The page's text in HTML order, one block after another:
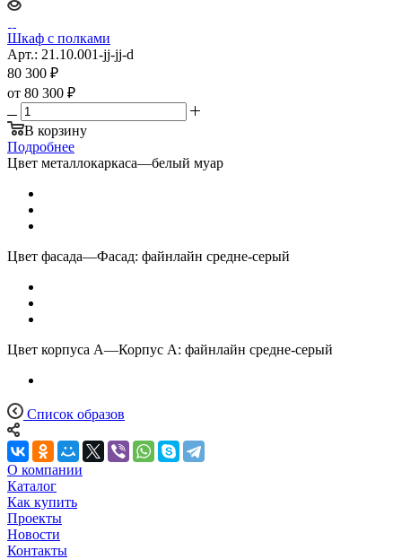
Шкаф с полками
Арт.: 21.10.001-jj-jj-d
80 300 ₽
от 80 300 ₽
В корзину
Подробнее
Цвет металлокаркаса—белый муар
Цвет фасада—Фасад: файнлайн средне-серый
Цвет корпуса А—Корпус А: файнлайн средне-серый
Список образов
О компании
Каталог
Как купить
Проекты
Новости
Контакты